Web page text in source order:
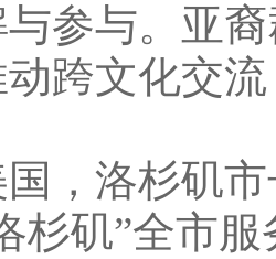
参与。亚
跨文化交
洛杉矶市
杉矶”全市